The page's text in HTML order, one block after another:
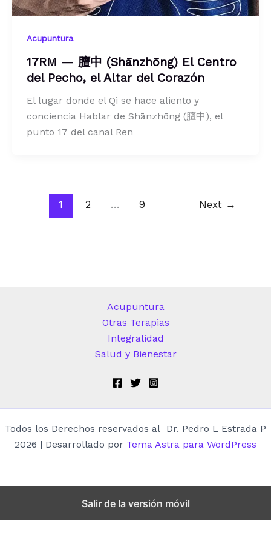
Acupuntura
17RM — 膻中 (Shānzhōng) El Centro
del Pecho, el Altar del Corazón
El lugar donde el Qi se hace aliento y
conciencia Hablar de Shānzhōng (膻中), el
punto 17 del canal Ren
1 2 … 9 Next →
Acupuntura
Otras Terapias
Integralidad
Salud y Bienestar
Todos los Derechos reservados al Dr. Pedro L Estrada P
2026 | Desarrollado por Tema Astra para WordPress
Salir de la versión móvil